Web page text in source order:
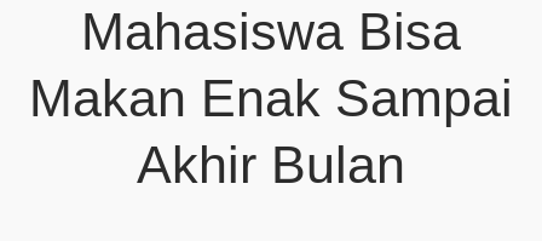
Mahasiswa Bisa
Makan Enak Sampai
Akhir Bulan